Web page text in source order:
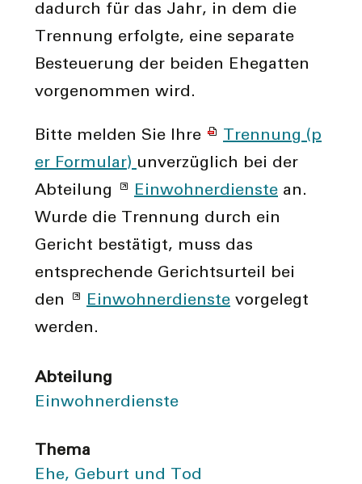
dadurch für das Jahr, in dem die
Trennung erfolgte, eine separate
Besteuerung der beiden Ehegatten
vorgenommen wird.
Bitte melden Sie Ihre
Trennung (p
er Formular) unverzüglich bei der
Abteilung
Einwohner­dienste an.
Wurde die Trennung durch ein
Gericht bestätigt, muss das
entsprechende Gerichtsurteil bei
den
Einwohner­dienste vorgelegt
werden.
Abteilung
Einwohner­dienste
Thema
Ehe, Geburt und Tod